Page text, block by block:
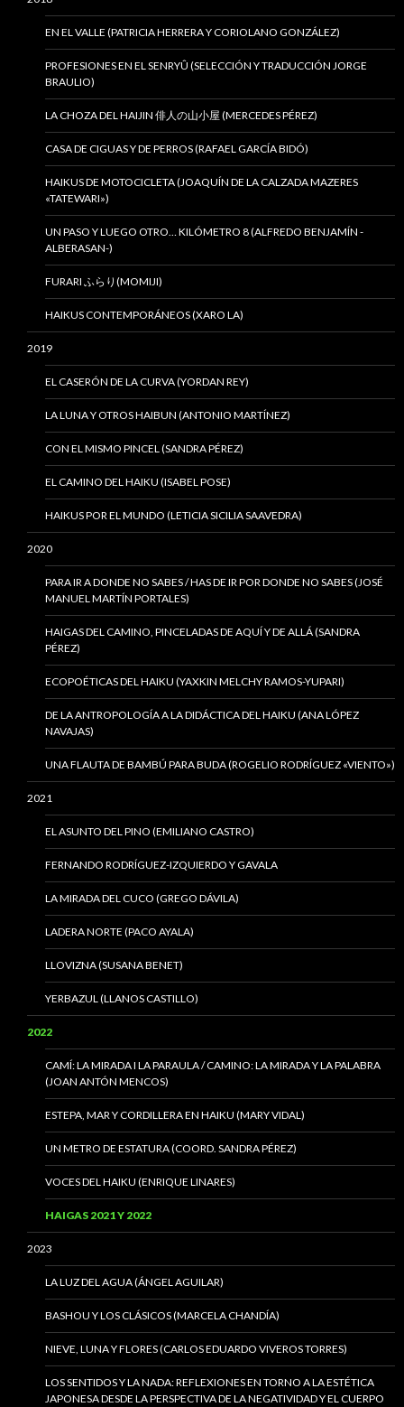
EN EL VALLE (PATRICIA HERRERA Y CORIOLANO GONZÁLEZ)
PROFESIONES EN EL SENRYÛ (SELECCIÓN Y TRADUCCIÓN JORGE
BRAULIO)
LA CHOZA DEL HAIJIN 俳人の山小屋 (MERCEDES PÉREZ)
CASA DE CIGUAS Y DE PERROS (RAFAEL GARCÍA BIDÓ)
HAIKUS DE MOTOCICLETA (JOAQUÍN DE LA CALZADA MAZERES
«TATEWARI»)
UN PASO Y LUEGO OTRO… KILÓMETRO 8 (ALFREDO BENJAMÍN -
ALBERASAN-)
FURARI ふらり(MOMIJI)
HAIKUS CONTEMPORÁNEOS (XARO LA)
2019
EL CASERÓN DE LA CURVA (YORDAN REY)
LA LUNA Y OTROS HAIBUN (ANTONIO MARTÍNEZ)
CON EL MISMO PINCEL (SANDRA PÉREZ)
EL CAMINO DEL HAIKU (ISABEL POSE)
HAIKUS POR EL MUNDO (LETICIA SICILIA SAAVEDRA)
2020
PARA IR A DONDE NO SABES / HAS DE IR POR DONDE NO SABES (JOSÉ
MANUEL MARTÍN PORTALES)
HAIGAS DEL CAMINO, PINCELADAS DE AQUÍ Y DE ALLÁ (SANDRA
PÉREZ)
ECOPOÉTICAS DEL HAIKU (YAXKIN MELCHY RAMOS-YUPARI)
DE LA ANTROPOLOGÍA A LA DIDÁCTICA DEL HAIKU (ANA LÓPEZ
NAVAJAS)
UNA FLAUTA DE BAMBÚ PARA BUDA (ROGELIO RODRÍGUEZ «VIENTO»)
2021
EL ASUNTO DEL PINO (EMILIANO CASTRO)
FERNANDO RODRÍGUEZ-IZQUIERDO Y GAVALA
LA MIRADA DEL CUCO (GREGO DÁVILA)
LADERA NORTE (PACO AYALA)
LLOVIZNA (SUSANA BENET)
YERBAZUL (LLANOS CASTILLO)
2022
CAMÍ: LA MIRADA I LA PARAULA / CAMINO: LA MIRADA Y LA PALABRA
(JOAN ANTÓN MENCOS)
ESTEPA, MAR Y CORDILLERA EN HAIKU (MARY VIDAL)
UN METRO DE ESTATURA (COORD. SANDRA PÉREZ)
VOCES DEL HAIKU (ENRIQUE LINARES)
HAIGAS 2021 Y 2022
2023
LA LUZ DEL AGUA (ÁNGEL AGUILAR)
BASHOU Y LOS CLÁSICOS (MARCELA CHANDÍA)
NIEVE, LUNA Y FLORES (CARLOS EDUARDO VIVEROS TORRES)
LOS SENTIDOS Y LA NADA: REFLEXIONES EN TORNO A LA ESTÉTICA
JAPONESA DESDE LA PERSPECTIVA DE LA NEGATIVIDAD Y EL CUERPO